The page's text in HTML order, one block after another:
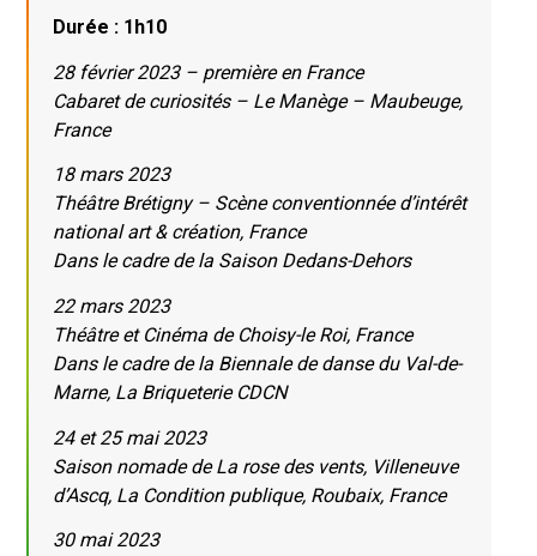
Durée : 1h10
28 février 2023 – première en France
Cabaret de curiosités – Le Manège – Maubeuge,
France
18 mars 2023
Théâtre Brétigny – Scène conventionnée d’intérêt
national art & création, France
Dans le cadre de la Saison Dedans-Dehors
22 mars 2023
Théâtre et Cinéma de Choisy-le Roi, France
Dans le cadre de la Biennale de danse du Val-de-
Marne, La Briqueterie CDCN
24 et 25 mai 2023
Saison nomade de La rose des vents, Villeneuve
d’Ascq, La Condition publique, Roubaix, France
30 mai 2023